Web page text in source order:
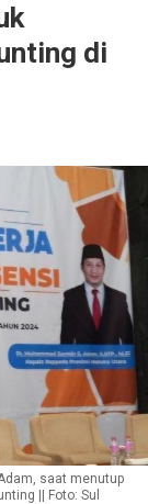
di
saat menutup
|| Foto: Sul